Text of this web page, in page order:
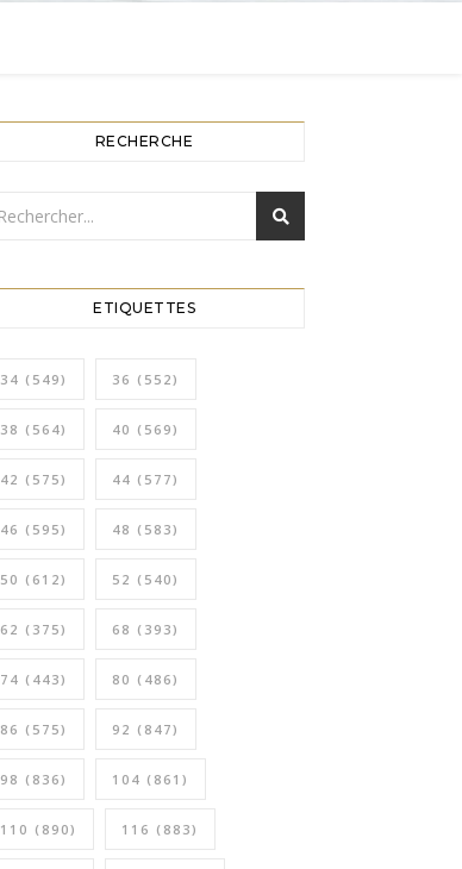
RECHERCHE
ETIQUETTES
34 (549) 36 (552)
38 (564) 40 (569)
42 (575) 44 (577)
46 (595) 48 (583)
50 (612) 52 (540)
62 (375) 68 (393)
74 (443) 80 (486)
86 (575) 92 (847)
98 (836) 104 (861)
110 (890) 116 (883)